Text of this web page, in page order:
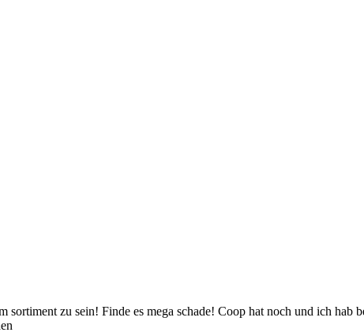
zu sein! Finde es mega schade! Coop hat noch und ich